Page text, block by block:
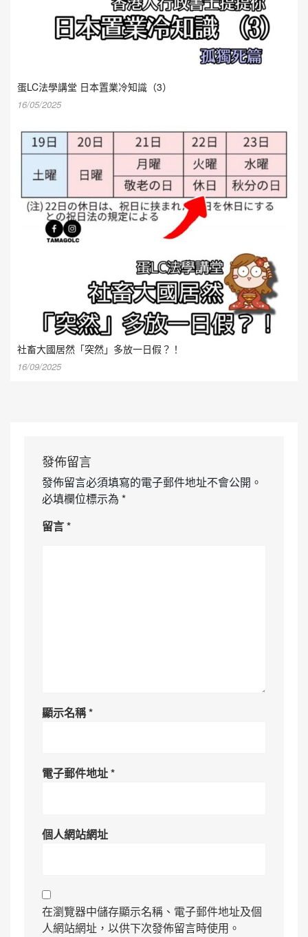
蛋LC法學講堂 日本置業冷知識（3）
16/05/2025
社畜大國居然「突然」多放一日假？！
16/09/2025
發佈留言
發佈留言必須填寫的電子郵件地址不會公開。
必填欄位標示為 *
留言*
顯示名稱*
電子郵件地址*
個人網站網址
在瀏覽器中儲存顯示名稱、電子郵件地址及個
人網站網址，以供下次發佈留言時使用。